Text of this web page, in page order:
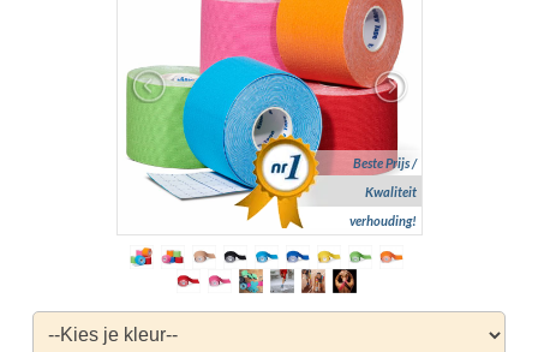
Beste Prijs /
Kwaliteit
verhouding!